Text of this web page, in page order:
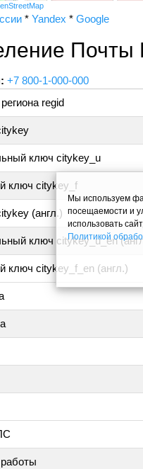
* Yandex * Google
Почты
+7 800-1-000-000
regid
ключ citykey_u
ключ citykey_f
(англ.)
ключ citykey_u_en
ключ citykey_f_en (англ.)
Мы используем
посещаемости и
использовать
Политикой